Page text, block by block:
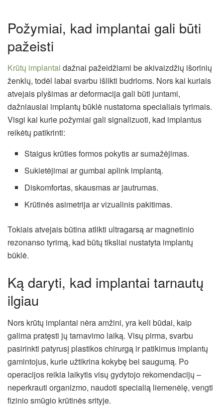
Požymiai, kad implantai gali būti
pažeisti
Krūtų implantai dažnai pažeidžiami be akivaizdžių išorinių
ženklų, todėl labai svarbu išlikti budrioms. Nors kai kuriais
atvejais plyšimas ar deformacija gali būti juntami,
dažniausiai implantų būklė nustatoma specialiais tyrimais.
Visgi kai kurie požymiai gali signalizuoti, kad implantus
reikėtų patikrinti:
Staigus krūties formos pokytis ar sumažėjimas.
Sukietėjimai ar gumbai aplink implantą.
Diskomfortas, skausmas ar jautrumas.
Krūtinės asimetrija ar vizualinis pakitimas.
Tokiais atvejais būtina atlikti ultragarsą ar magnetinio
rezonanso tyrimą, kad būtų tiksliai nustatyta implantų
būklė.
Ką daryti, kad implantai tarnautų
ilgiau
Nors krūtų implantai nėra amžini, yra keli būdai, kaip
galima pratęsti jų tarnavimo laiką. Visų pirma, svarbu
pasirinkti patyrusį plastikos chirurgą ir patikimus implantų
gamintojus, kurie užtikrina kokybę bei saugumą. Po
operacijos reikia laikytis visų gydytojo rekomendacijų –
neperkrauti organizmo, naudoti specialią liemenėlę, vengti
fizinio smūgio krūtinės srityje.